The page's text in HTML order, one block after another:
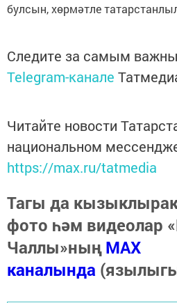
булсын, хөрмәтле
Следите за самым
Telegram-канале
Читайте новости
национальном
https://max.ru/tatmedia
Тагы да
фото һәм видеолар
Чаллы»ныңMAX
каналында